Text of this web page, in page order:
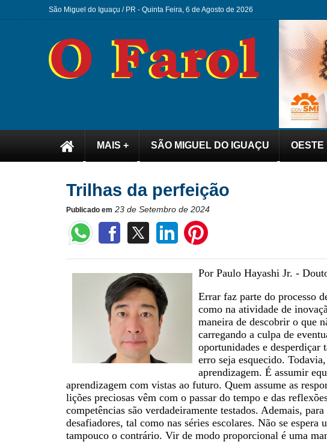
São Miguel do Iguaçu / PR - Quinta Feira, 6 de Agosto de 2026
MAIS + SÃO MIGUEL DO IGUAÇU OESTE
Trilhas da perfeição
Publicado em 23 de Setembro de 2024
Por Paulo Hayashi Jr. -
Errar faz parte do processo
como na atividade de
maneira de descobrir o que
carregando a culpa de
oportunidades e desperdiçar
erro seja esquecido.
aprendizagem. É assumir
aprendizagem com vistas ao futuro. Quem assume as
lições preciosas vêm com o passar do tempo e das
competências são verdadeiramente testados. Ademais,
desafiadores, tal como nas séries escolares. Não se
tampouco o contrário. Vir de modo proporcional é uma